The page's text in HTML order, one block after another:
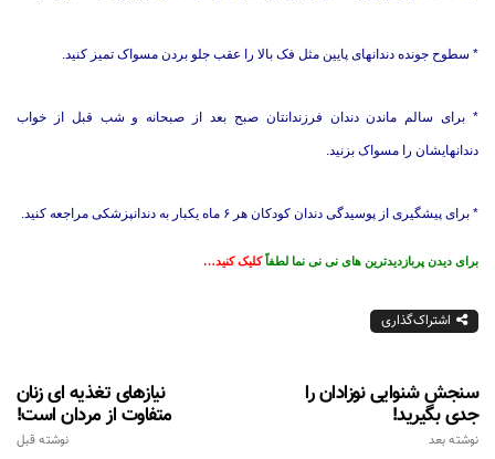
* سطوح جونده دندانهای پایین مثل فک بالا را عقب جلو بردن مسواک تمیز کنید.
* برای سالم ماندن دندان فرزندانتان صبح بعد از صبحانه و شب قبل از خواب
دندانهایشان را مسواک بزنید.
* برای پیشگیری از پوسیدگی دندان کودکان هر ۶ ماه یکبار به دندانپزشکی مراجعه کنید.
برای دیدن پربازدیدترین های نی نی نما لطفاًکلیک کنید…
اشتراک‌گذاری
نیازهای تغذیه ای زنان
متفاوت از مردان است!
نوشته قبل
سنجش شنوایی نوزادان را
جدی بگیرید!
نوشته بعد